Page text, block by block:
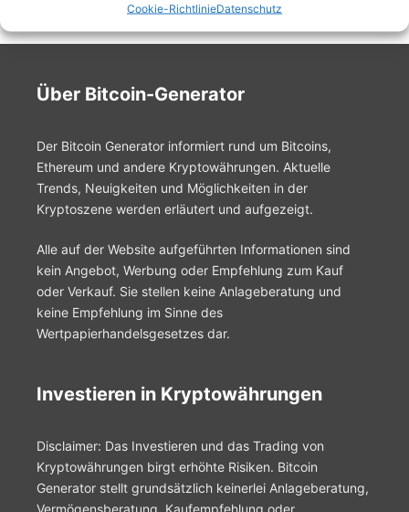
Cookie-RichtlinieDatenschutz
Über Bitcoin-Generator
Der Bitcoin Generator informiert rund um Bitcoins,
Ethereum und andere Kryptowährungen. Aktuelle
Trends, Neuigkeiten und Möglichkeiten in der
Kryptoszene werden erläutert und aufgezeigt.
Alle auf der Website aufgeführten Informationen sind
kein Angebot, Werbung oder Empfehlung zum Kauf
oder Verkauf. Sie stellen keine Anlageberatung und
keine Empfehlung im Sinne des
Wertpapierhandelsgesetzes dar.
Investieren in Kryptowährungen
Disclaimer: Das Investieren und das Trading von
Kryptowährungen birgt erhöhte Risiken. Bitcoin
Generator stellt grundsätzlich keinerlei Anlageberatung,
Vermögensberatung, Kaufempfehlung oder